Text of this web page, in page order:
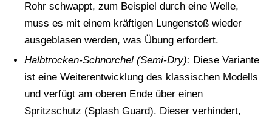
Rohr schwappt, zum Beispiel durch eine Welle,
muss es mit einem kräftigen Lungenstoß wieder
ausgeblasen werden, was Übung erfordert.
Halbtrocken-Schnorchel (Semi-Dry): Diese Variante
ist eine Weiterentwicklung des klassischen Modells
und verfügt am oberen Ende über einen
Spritzschutz (Splash Guard). Dieser verhindert,